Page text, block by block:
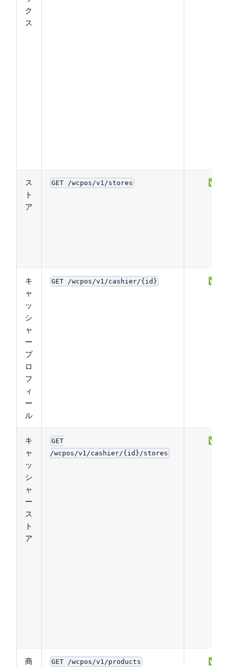
ク
ス
ス
ト
ア
GET /wcpos/v1/stores ✅
キ
ャ
ッ
シ
ャ
ー
プ
ロ
フ
ィ
ー
ル
GET /wcpos/v1/cashier/{id} ✅
キ
ャ
ッ
シ
ャ
ー
ス
ト
ア
GET
/wcpos/v1/cashier/{id}/stores
✅
商
GET /wcpos/v1/products ✅